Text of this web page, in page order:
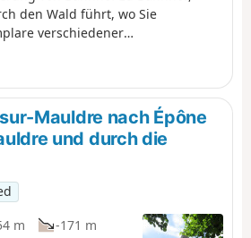
den Wald führt, wo Sie
verschiedener
sicherlich über hundert Jahre alt
in der Nähe des
von Alluets-le-Roi mit
aller Art vorbei.Der
zweite Teil umfasst die
der Abtei von Abbecourt und der
und Villennes-sur-Seine mit
endet mit einer
am Ufer der Seine.
Mauldre nach Épône
und durch die
m
-171 m